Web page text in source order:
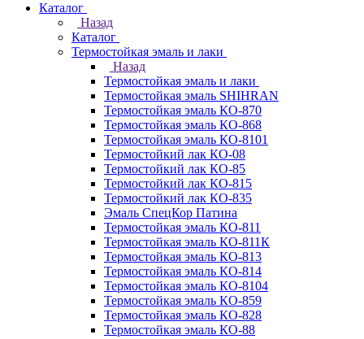
Каталог
Назад
Каталог
Термостойкая эмаль и лаки
Назад
Термостойкая эмаль и лаки
Термостойкая эмаль SHIHRAN
Термостойкая эмаль КО-870
Термостойкая эмаль КО-868
Термостойкая эмаль КО-8101
Термостойкий лак КО-08
Термостойкий лак КО-85
Термостойкий лак КО-815
Термостойкий лак КО-835
Эмаль СпецКор Патина
Термостойкая эмаль КО-811
Термостойкая эмаль КО-811К
Термостойкая эмаль КО-813
Термостойкая эмаль КО-814
Термостойкая эмаль КО-8104
Термостойкая эмаль КО-859
Термостойкая эмаль КО-828
Термостойкая эмаль КО-88